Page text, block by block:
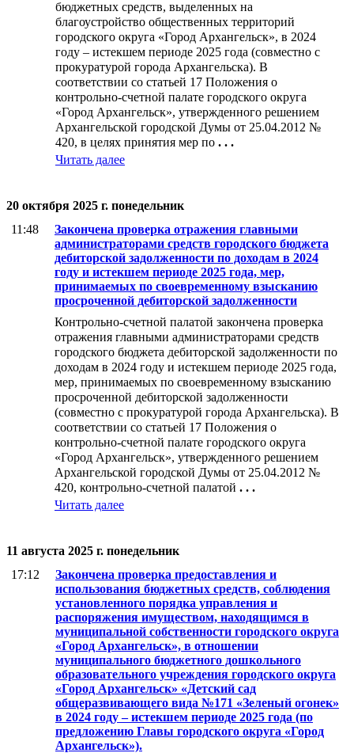
бюджетных средств, выделенных на
благоустройство общественных территорий
городского округа «Город Архангельск», в 2024
году – истекшем периоде 2025 года (совместно с
прокуратурой города Архангельска). В
соответствии со статьей 17 Положения о
контрольно-счетной палате городского округа
«Город Архангельск», утвержденного решением
Архангельской городской Думы от 25.04.2012 №
420, в целях принятия мер по . . .
Читать далее
20 октября 2025 г. понедельник
11:48
Закончена проверка отражения главными
администраторами средств городского бюджета
дебиторской задолженности по доходам в 2024
году и истекшем периоде 2025 года, мер,
принимаемых по своевременному взысканию
просроченной дебиторской задолженности
Контрольно-счетной палатой закончена проверка
отражения главными администраторами средств
городского бюджета дебиторской задолженности по
доходам в 2024 году и истекшем периоде 2025 года,
мер, принимаемых по своевременному взысканию
просроченной дебиторской задолженности
(совместно с прокуратурой города Архангельска). В
соответствии со статьей 17 Положения о
контрольно-счетной палате городского округа
«Город Архангельск», утвержденного решением
Архангельской городской Думы от 25.04.2012 №
420, контрольно-счетной палатой . . .
Читать далее
11 августа 2025 г. понедельник
17:12
Закончена проверка предоставления и
использования бюджетных средств, соблюдения
установленного порядка управления и
распоряжения имуществом, находящимся в
муниципальной собственности городского округа
«Город Архангельск», в отношении
муниципального бюджетного дошкольного
образовательного учреждения городского округа
«Город Архангельск» «Детский сад
общеразвивающего вида №171 «Зеленый огонек»
в 2024 году – истекшем периоде 2025 года (по
предложению Главы городского округа «Город
Архангельск»).